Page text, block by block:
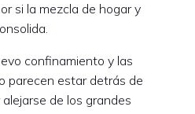
si la mezcla de hogar y
confinamiento y las
parecen estar detrás de
de los grandes